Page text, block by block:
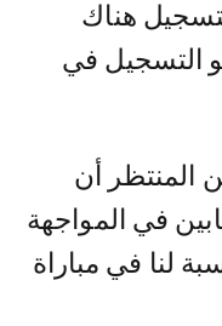
هناك
التسجيل في
المنتظر أن
في المواجهة
لنا في مباراة